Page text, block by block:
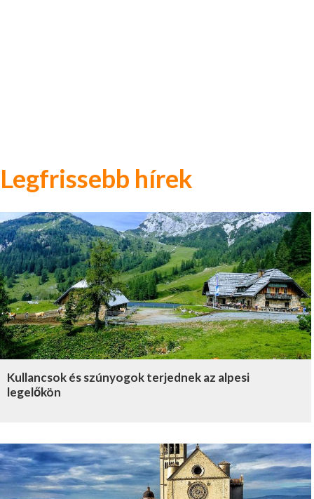
Legfrissebb hírek
Kullancsok és szúnyogok terjednek az alpesi
legelőkön